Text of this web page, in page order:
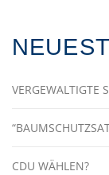
VERGEWALTIGTE
CDU WÄHLEN?